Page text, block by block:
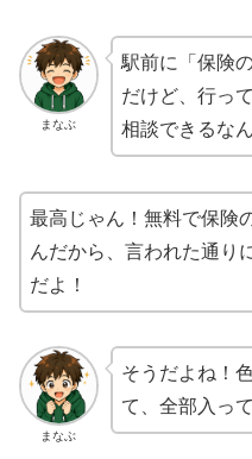
まなぶ
駅前に「保険
だけど、行っ
相談できるな
最高じゃん！無料で保険
んだから、言われた通り
だよ！
まなぶ
そうだよね！
て、全部入っ